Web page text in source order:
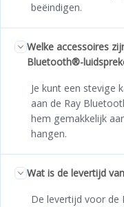
beëindigen.
Welke accessoires
Bluetooth®-
Je kunt een stevige
aan de Ray
hem gemakkelijk
hangen.
Wat is de levertijd
De levertijd voor de